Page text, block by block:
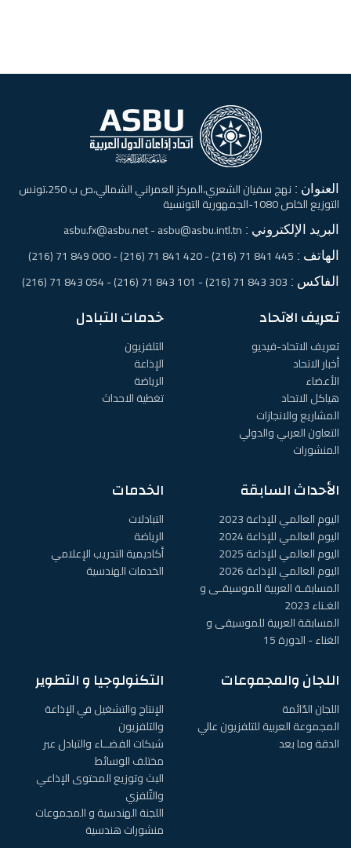
العنوان : نهج سفيان الشعري،المركز العمراني الشمالي،ص ب 250،تونس
التوزيع الخاص 1080-الجمهورية التونسية
البريد الإلكتروني : asbu.fx@asbu.net - asbu@asbu.intl.tn
الهاتف : 445 841 71 (216) - 420 841 71 (216) - 000 849 71 (216)
الفاكس : 303 843 71 (216) - 101 843 71 (216) - 054 843 71 (216)
تعريف الاتحاد
تعريف الاتحاد-فيديو
أخبار الاتحاد
الأعضاء
هياكل الاتحاد
المشاريع والانجازات
التعاون العربي والدولي
المنشورات
خدمات التبادل
التلفزيون
الإذاعة
الرياضة
تغطية الاحداث
الأحداث السابقة
اليوم العالمي للإذاعة 2023
اليوم العالمي للإذاعة 2024
اليوم العالمي للإذاعة 2025
اليوم العالمي للإذاعة 2026
المسابقـة العربية للموسيقـى و
الغـناء 2023
المسابقة العربية للموسيقى و
الغناء - الدورة 15
الخدمات
التبادلات
الرياضة
أكاديمية التدريب الإعلامي
الخدمات الهندسية
اللجان والمجموعات
اللجان الدّائمة
المجموعة العربية للتلفزيون عالي
الدقة وما بعد
التكنولوجيا و التطوير
الإنتاج والتشغيل في الإذاعة
والتلفزيون
شبكات الفضــاء والتبادل عبر
مختلف الوسائط
البث وتوزيع المحتوى الإذاعي
والتّلفزي
اللجنة الهندسية و المجموعات
منشورات هندسية